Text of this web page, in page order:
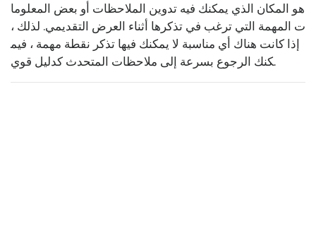
هو المكان الذي يمكنك فيه تدوين الملاحظات أو بعض المعلوما
ت المهمة التي ترغب في تذكرها أثناء العرض التقديمي. لذلك ،
إذا كانت هناك أي مناسبة لا يمكنك فيها تذكر نقطة مهمة ، فيم
كنك الرجوع بسرعة إلى ملاحظات المتحدث كدليل قوي.